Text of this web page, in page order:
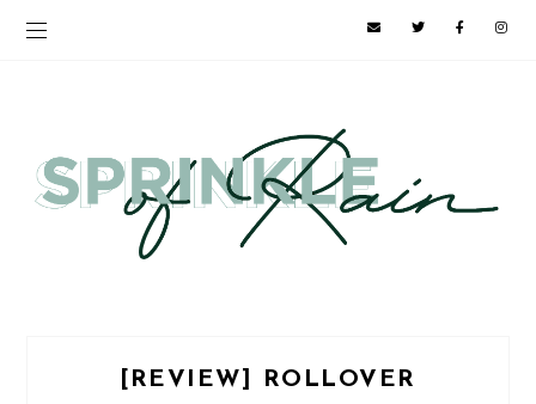
[REVIEW] ROLLOVER